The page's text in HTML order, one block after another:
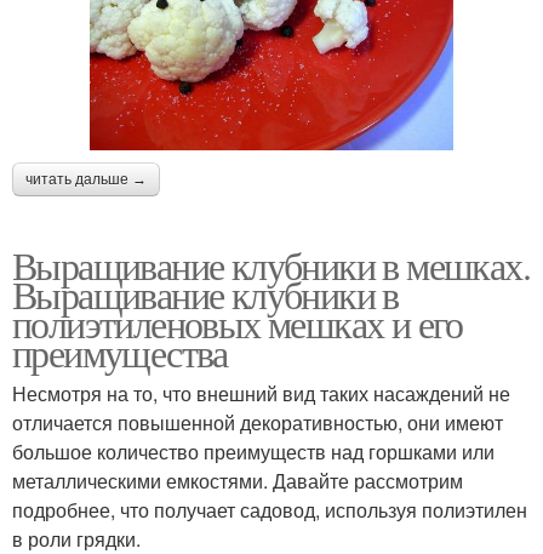
читать дальше →
Выращивание клубники в мешках.
Выращивание клубники в
полиэтиленовых мешках и его
преимущества
Несмотря на то, что внешний вид таких насаждений не
отличается повышенной декоративностью, они имеют
большое количество преимуществ над горшками или
металлическими емкостями. Давайте рассмотрим
подробнее, что получает садовод, используя полиэтилен
в роли грядки.